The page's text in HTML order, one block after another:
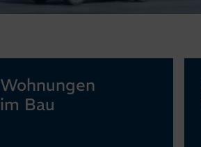
Wohnungen
im Bau